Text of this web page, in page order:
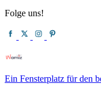
Folge uns!
Ein Fensterplatz für den